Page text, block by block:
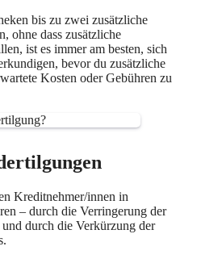
bis zu zwei zusätzliche
ohne dass zusätzliche
ist es immer am besten, sich
bevor du zusätzliche
Kosten oder Gebühren zu
Kreditnehmer/innen in
– durch die Verringerung der
durch die Verkürzung der